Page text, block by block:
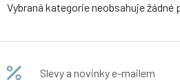
Vybraná kategorie neobsahuje žádné
Slevy a novinky e-mailem